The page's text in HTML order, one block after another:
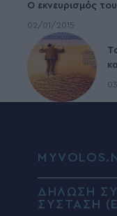
Ο εκνευρισμός
02/01/2015
ΔΗΛΩΣΗ
ΣΥΣΤΑΣΗ